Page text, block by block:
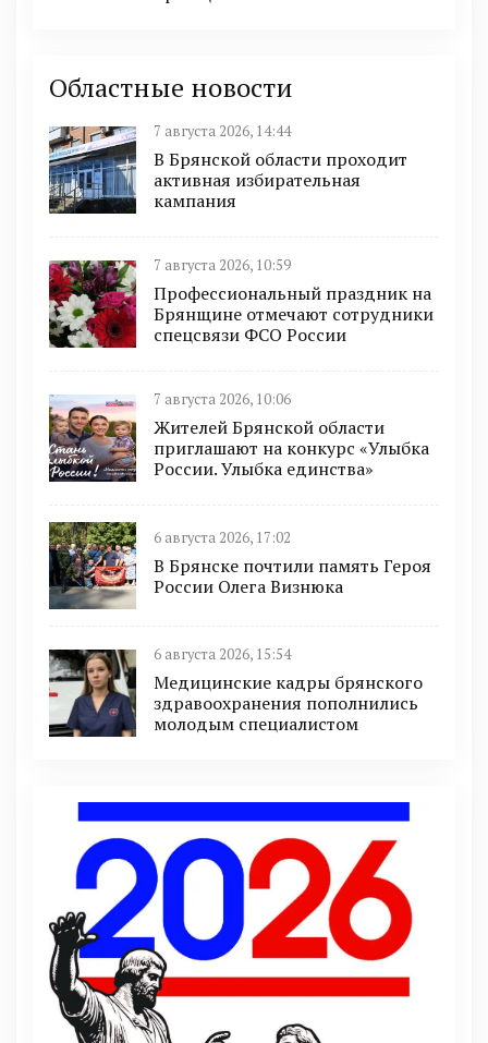
Областные новости
7 августа 2026, 14:44
В Брянской области проходит
активная избирательная
кампания
7 августа 2026, 10:59
Профессиональный праздник на
Брянщине отмечают сотрудники
спецсвязи ФСО России
7 августа 2026, 10:06
Жителей Брянской области
приглашают на конкурс «Улыбка
России. Улыбка единства»
6 августа 2026, 17:02
В Брянске почтили память Героя
России Олега Визнюка
6 августа 2026, 15:54
Медицинские кадры брянского
здравоохранения пополнились
молодым специалистом